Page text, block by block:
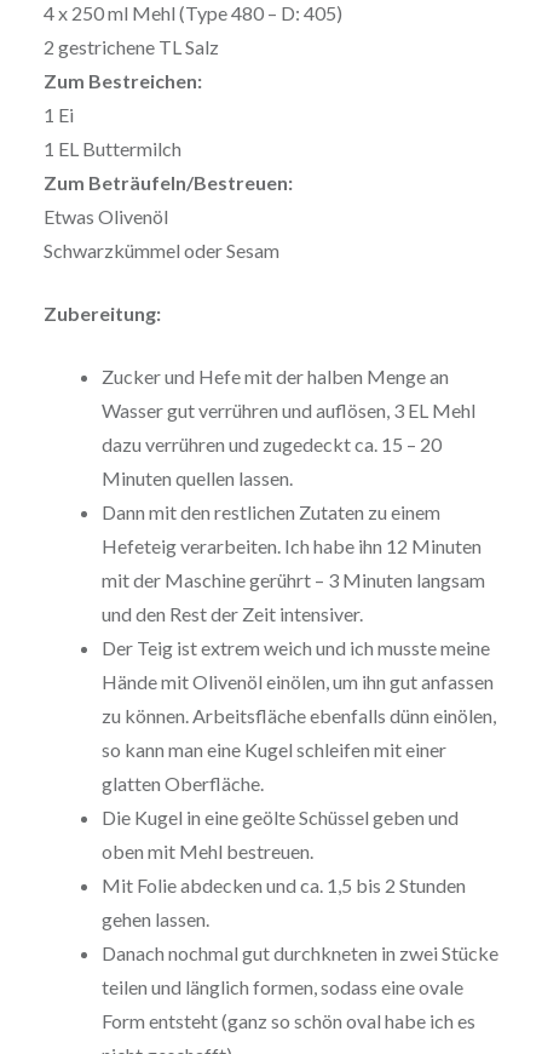
4 x 250 ml Mehl (Type 480 – D: 405)
2 gestrichene TL Salz
Zum Bestreichen:
1 Ei
1 EL Buttermilch
Zum Beträufeln/Bestreuen:
Etwas Olivenöl
Schwarzkümmel oder Sesam
Zubereitung:
Zucker und Hefe mit der halben Menge an
Wasser gut verrühren und auflösen, 3 EL Mehl
dazu verrühren und zugedeckt ca. 15 – 20
Minuten quellen lassen.
Dann mit den restlichen Zutaten zu einem
Hefeteig verarbeiten. Ich habe ihn 12 Minuten
mit der Maschine gerührt – 3 Minuten langsam
und den Rest der Zeit intensiver.
Der Teig ist extrem weich und ich musste meine
Hände mit Olivenöl einölen, um ihn gut anfassen
zu können. Arbeitsfläche ebenfalls dünn einölen,
so kann man eine Kugel schleifen mit einer
glatten Oberfläche.
Die Kugel in eine geölte Schüssel geben und
oben mit Mehl bestreuen.
Mit Folie abdecken und ca. 1,5 bis 2 Stunden
gehen lassen.
Danach nochmal gut durchkneten in zwei Stücke
teilen und länglich formen, sodass eine ovale
Form entsteht (ganz so schön oval habe ich es